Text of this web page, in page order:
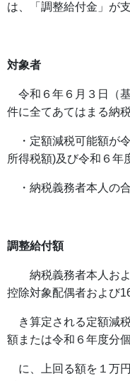
は、「調整給付金」が
対象者
令和６年６月３日（
件に全てあてはまる納
・定額減税可能額が
所得税額)及び令和６年
・納税義務者本人の
調整給付額
納税義務者本人およ
控除対象配偶者および
き算定される定額減
額または令和６年度分
に、上回る額を１万